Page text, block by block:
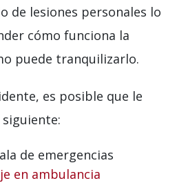
de lesiones personales lo
cómo funciona la
puede tranquilizarlo.
es posible que le
de emergencias
en ambulancia